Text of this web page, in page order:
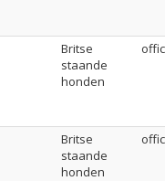
Britse
staande
honden
Britse
staande
honden